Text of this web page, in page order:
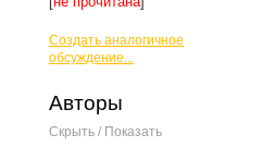
Создать аналогичное
обсуждение...
Авторы
Скрыть / Показать